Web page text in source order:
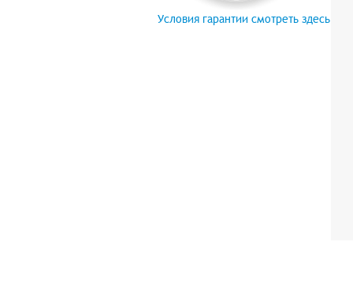
Условия гарантии смотреть здесь